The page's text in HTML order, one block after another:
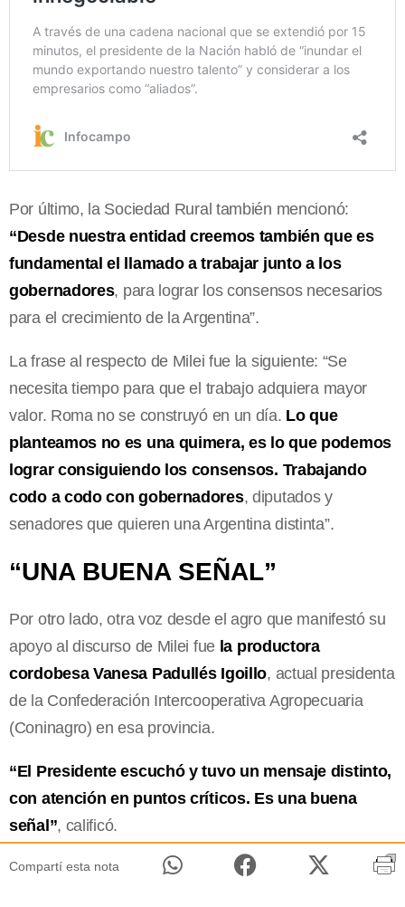
Por último, la Sociedad Rural también mencionó:
“Desde nuestra entidad creemos también que es
fundamental el llamado a trabajar junto a los
gobernadores, para lograr los consensos necesarios
para el crecimiento de la Argentina”.
La frase al respecto de Milei fue la siguiente: “Se
necesita tiempo para que el trabajo adquiera mayor
valor. Roma no se construyó en un día. Lo que
planteamos no es una quimera, es lo que podemos
lograr consiguiendo los consensos. Trabajando
codo a codo con gobernadores, diputados y
senadores que quieren una Argentina distinta”.
“UNA BUENA SEÑAL”
Por otro lado, otra voz desde el agro que manifestó su
apoyo al discurso de Milei fue la productora
cordobesa Vanesa Padullés Igoillo, actual presidenta
de la Confederación Intercooperativa Agropecuaria
(Coninagro) en esa provincia.
“El Presidente escuchó y tuvo un mensaje distinto,
con atención en puntos críticos. Es una buena
señal”, calificó.
Compartí esta nota